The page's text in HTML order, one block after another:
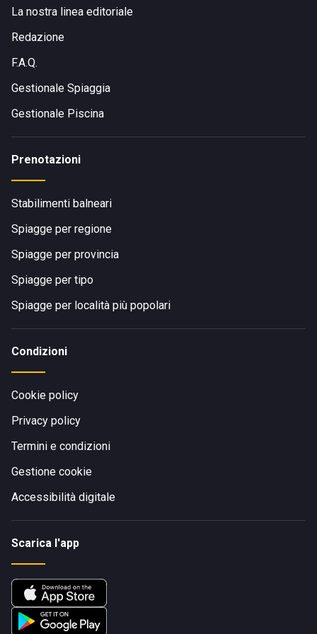
La nostra linea editoriale
Redazione
F.A.Q.
Gestionale Spiaggia
Gestionale Piscina
Prenotazioni
Stabilimenti balneari
Spiagge per regione
Spiagge per provincia
Spiagge per tipo
Spiagge per località più popolari
Condizioni
Cookie policy
Privacy policy
Termini e condizioni
Gestione cookie
Accessibilità digitale
Scarica l'app